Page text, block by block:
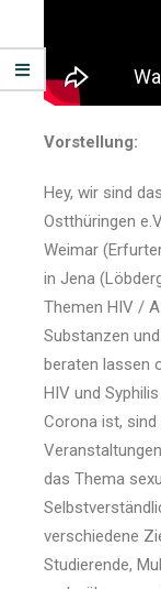
Vorstellung:
Hey, wir sind
Ostthüringen
Weimar
in Jena
Themen HIV /
Substanzen
beraten lassen
HIV und
Corona ist,
das Thema
verschiedene
Studierende,